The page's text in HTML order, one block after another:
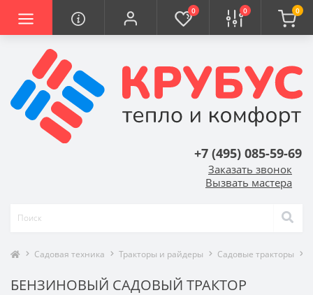
0 0 0
+7 (495) 085-59-69
Заказать звонок
Вызвать мастера
Садовая техника Тракторы и райдеры Садовые тракторы
БЕНЗИНОВЫЙ САДОВЫЙ ТРАКТОР